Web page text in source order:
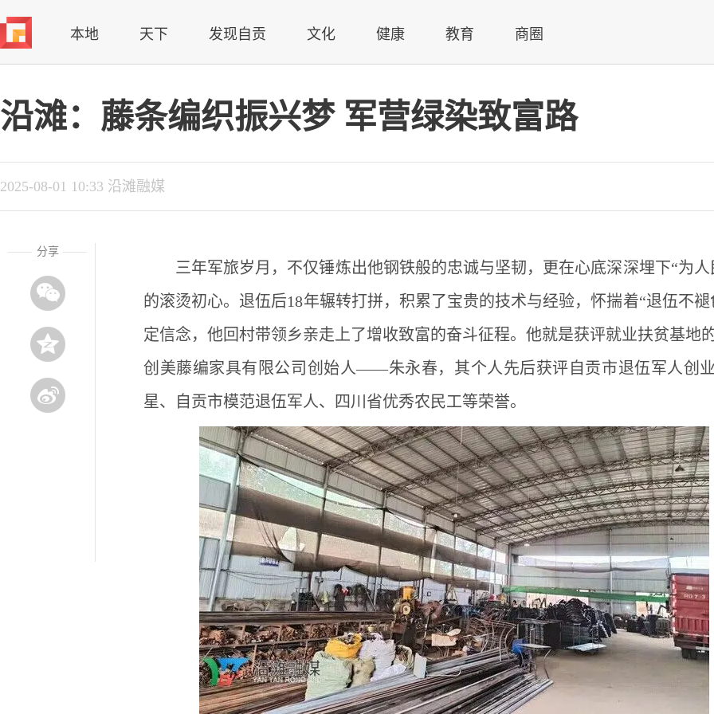
本地 天下 发现自贡 文化 健康 教育 商圈
沿滩：藤条编织振兴梦 军营绿染致富路
2025-08-01 10:33 沿滩融媒
分享
三年军旅岁月，不仅锤炼出他钢铁般的忠诚与坚韧，更在心底深深埋下“为人
的滚烫初心。退伍后18年辗转打拼，积累了宝贵的技术与经验，怀揣着“退伍不褪
定信念，他回村带领乡亲走上了增收致富的奋斗征程。他就是获评就业扶贫基地
创美藤编家具有限公司创始人——朱永春，其个人先后获评自贡市退伍军人创
星、自贡市模范退伍军人、四川省优秀农民工等荣誉。